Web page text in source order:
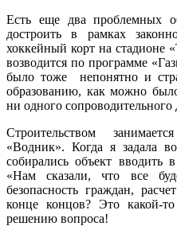
Есть еще два проблемных
достроить в рамках
хоккейный корт на стадионе
возводится по программе
было тоже непонятно и
образованию, как можно
ни одного сопроводительного
Строительством
«Водник». Когда я задала
собирались объект вводить
«Нам сказали, что все
безопасность граждан,
конце концов? Это какой-
решению вопроса!